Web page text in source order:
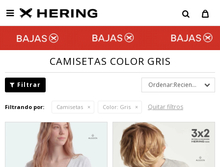

CAMISETAS COLOR GRIS
Recientes
Filtrando por: Camisetas Color: Gris Quitar filtros